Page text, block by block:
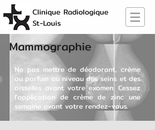
Clinique Radiologique
St-Louis
Mammographie
Ne pas mettre de déodorant, crème
ou parfum au niveau des seins et des
aisselles avant votre examen. Cessez
l'application de crème de zinc une
semaine avant votre rendez-vous.